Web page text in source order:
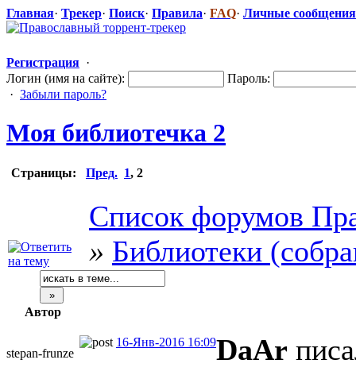
Главная· Трекер· Поиск· Правила· FAQ· Личные сообщения
Регистрация ·
Логин (имя на сайте):
Пароль:
· Забыли пароль?
Моя библиотечка 2
Страницы: Пред. 1, 2
Список форумов
» Библиотеки
Автор
stepan-frunz​e
16-Янв-2016 16:09DaAr